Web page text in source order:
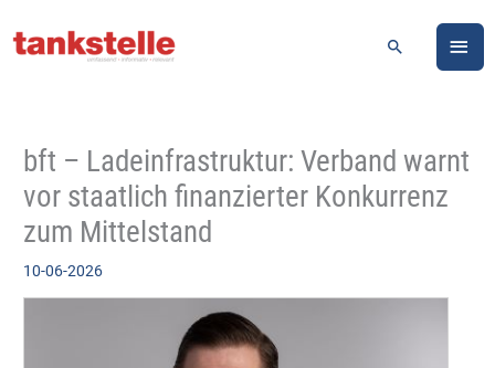
Inhalt
Suchen
bft – Ladeinfrastruktur: Verband warnt
vor staatlich finanzierter Konkurrenz
zum Mittelstand
10-06-2026